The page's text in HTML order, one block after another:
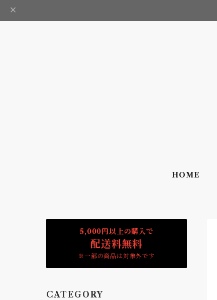
HOME
5,000円以上の購入で
配送料無料
※一部の商品は対象外です
CATEGORY